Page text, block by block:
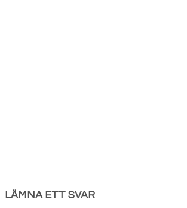
LÄMNA ETT SVAR